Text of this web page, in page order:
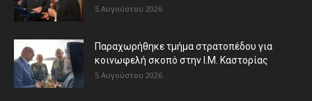
5 Αυγούστου 2026
Παραχωρήθηκε τμήμα στρατοπέδου για
κοινωφελή σκοπό στην Ι.Μ. Καστορίας
5 Αυγούστου 2026